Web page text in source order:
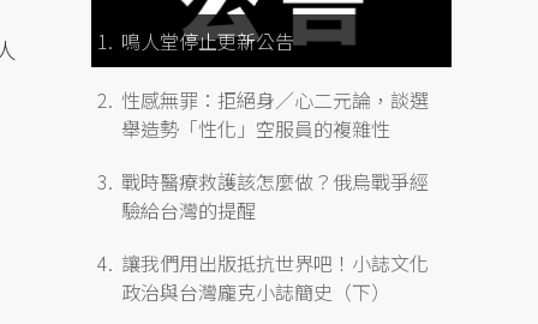
鳴人堂停止更新公告
性感無罪：拒絕身／心二元論，談選
舉造勢「性化」空服員的複雜性
戰時醫療救護該怎麼做？俄烏戰爭經
驗給台灣的提醒
讓我們用出版抵抗世界吧！小誌文化
政治與台灣龐克小誌簡史（下）